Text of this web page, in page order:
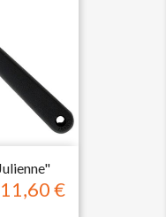
Prix
11,60 €